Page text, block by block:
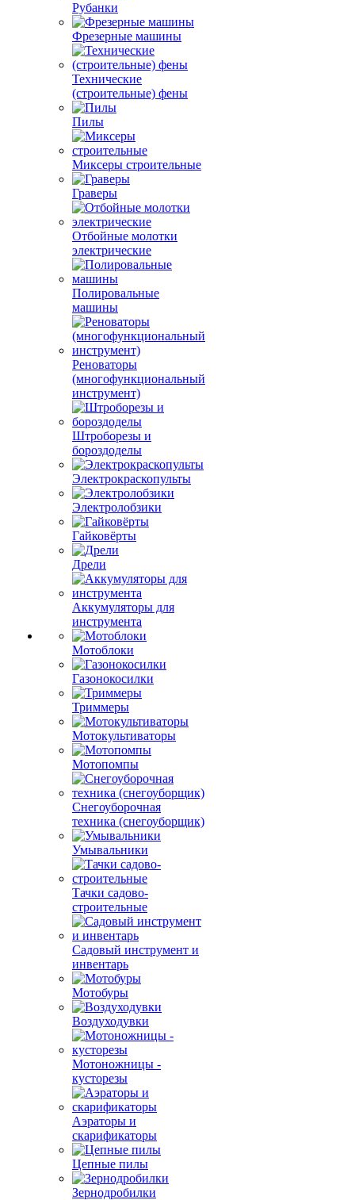
Рубанки
Фрезерные машины
Технические
(строительные) фены
Пилы
Миксеры строительные
Граверы
Отбойные молотки
электрические
Полировальные
машины
Реноваторы
(многофункциональный
инструмент)
Штроборезы и
бороздоделы
Электрокраскопульты
Электролобзики
Гайковёрты
Дрели
Аккумуляторы для
инструмента
Мотоблоки
Газонокосилки
Триммеры
Мотокультиваторы
Мотопомпы
Снегоуборочная
техника (снегоуборщик)
Умывальники
Тачки садово-
строительные
Садовый инструмент и
инвентарь
Мотобуры
Воздуходувки
Мотоножницы -
кусторезы
Аэраторы и
скарификаторы
Цепные пилы
Зернодробилки